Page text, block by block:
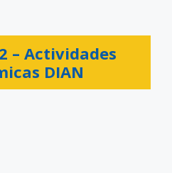
– Actividades
DIAN